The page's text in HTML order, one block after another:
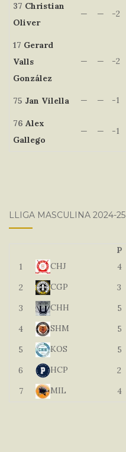
37 Christian
Oliver
— — -2
17 Gerard
Valls
González
— — -2
75 Jan Vilella — — -1
76Alex
Gallego
— — -1
LLIGA MASCULINA 2024-25
P
1
CHJ 4
2
CGP 3
3
CHH 5
4
SHM 5
5
KOS 5
6
HCP 2
7
MIL 4